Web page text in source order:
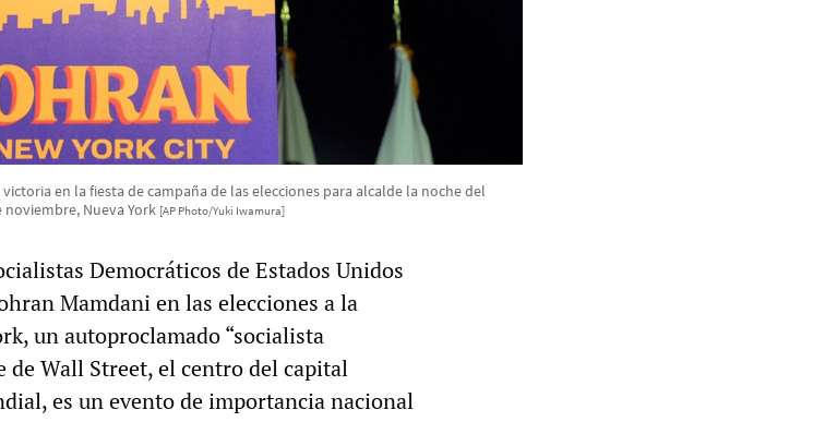
en la fiesta de campaña de las elecciones para alcalde la noche del
noviembre, Nueva York [AP Photo/Yuki Iwamura]
Democráticos de Estados Unidos
Mamdani en las elecciones a la
un autoproclamado “socialista
de Wall Street, el centro del capital
es un evento de importancia nacional